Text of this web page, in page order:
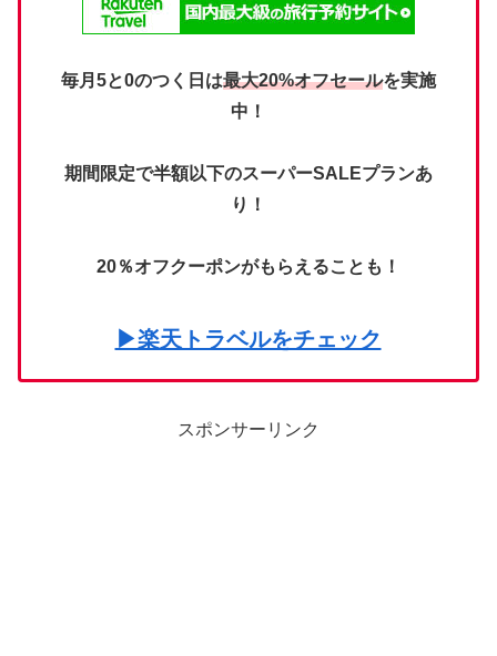
毎月5と0のつく日は最大20%オフセールを実施
中！
期間限定で半額以下のスーパーSALEプランあ
り！
20％オフクーポンがもらえることも！
▶楽天トラベルをチェック
スポンサーリンク